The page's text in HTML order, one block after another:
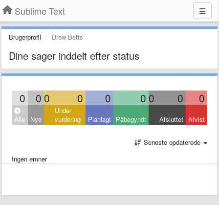
Sublime Text
Brugerprofil Drew Betts
Dine sager inddelt efter status
0 0 0 0 0 0 0 0 0
Alle Nye
Under
vurdering
Planlagt Påbegyndt Afsluttet Afvist
Seneste opdaterede
Ingen emner